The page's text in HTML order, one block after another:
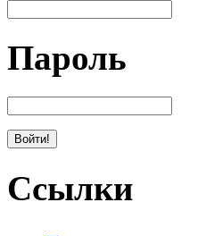
Пароль
Ссылки